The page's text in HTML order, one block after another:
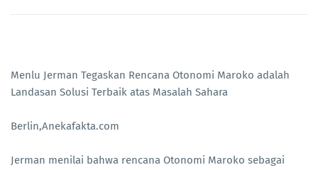
Menlu Jerman Tegaskan Rencana Otonomi Maroko adalah
Landasan Solusi Terbaik atas Masalah Sahara
Berlin,Anekafakta.com
Jerman menilai bahwa rencana Otonomi Maroko sebagai